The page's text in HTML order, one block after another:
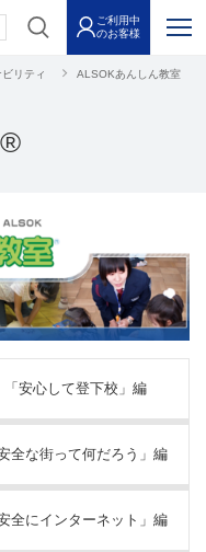
ご利用中
のお客様
リティ ALSOKあんしん教室
「安心して登下校」編
安全な街って何だろう」編
安全にインターネット」編